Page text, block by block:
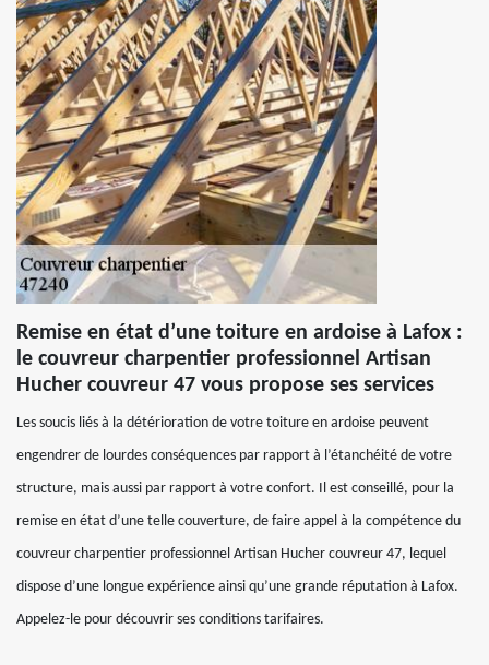
Remise en état d’une toiture en ardoise à Lafox :
le couvreur charpentier professionnel Artisan
Hucher couvreur 47 vous propose ses services
Les soucis liés à la détérioration de votre toiture en ardoise peuvent
engendrer de lourdes conséquences par rapport à l’étanchéité de votre
structure, mais aussi par rapport à votre confort. Il est conseillé, pour la
remise en état d’une telle couverture, de faire appel à la compétence du
couvreur charpentier professionnel Artisan Hucher couvreur 47, lequel
dispose d’une longue expérience ainsi qu’une grande réputation à Lafox.
Appelez-le pour découvrir ses conditions tarifaires.